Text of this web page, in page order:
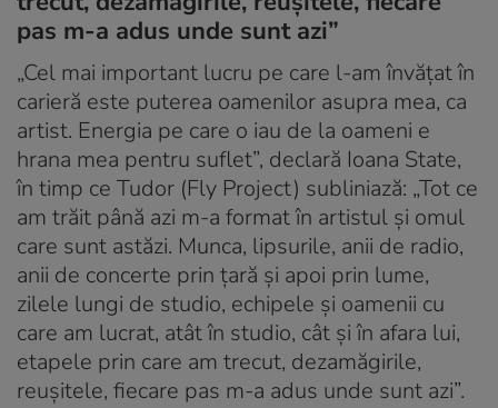
pas m-a adus unde sunt azi”
„Cel mai important lucru pe care l-am învățat în
carieră este puterea oamenilor asupra mea, ca
artist. Energia pe care o iau de la oameni e
hrana mea pentru suflet”, declară Ioana State,
în timp ce Tudor (Fly Project) subliniază: „Tot ce
am trăit până azi m-a format în artistul și omul
care sunt astăzi. Munca, lipsurile, anii de radio,
anii de concerte prin țară și apoi prin lume,
zilele lungi de studio, echipele și oamenii cu
care am lucrat, atât în studio, cât și în afara lui,
etapele prin care am trecut, dezamăgirile,
reușitele, fiecare pas m-a adus unde sunt azi”.